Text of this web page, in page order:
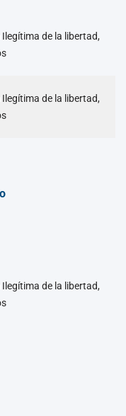
de la libertad,
de la libertad,
de la libertad,